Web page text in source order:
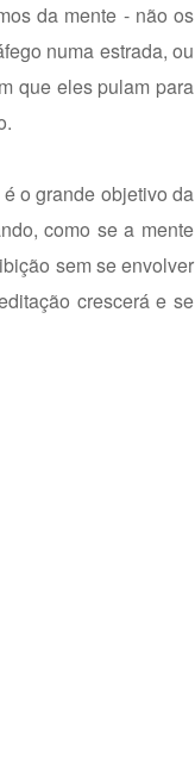
da mente - não os
numa estrada, ou
que eles pulam para
o grande objetivo da
como se a mente
sem se envolver
crescerá e se